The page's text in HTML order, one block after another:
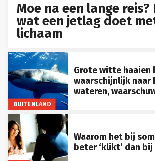
Moe na een lange reis?
wat een jetlag doet
lichaam
BUITENLAND
Grote witte haaien
waarschijnlijk naar
wateren,
Waarom het bij
beter ‘klikt’ dan bij